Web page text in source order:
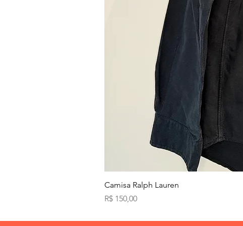
Camisa Ralph Lauren
Preço
R$ 150,00